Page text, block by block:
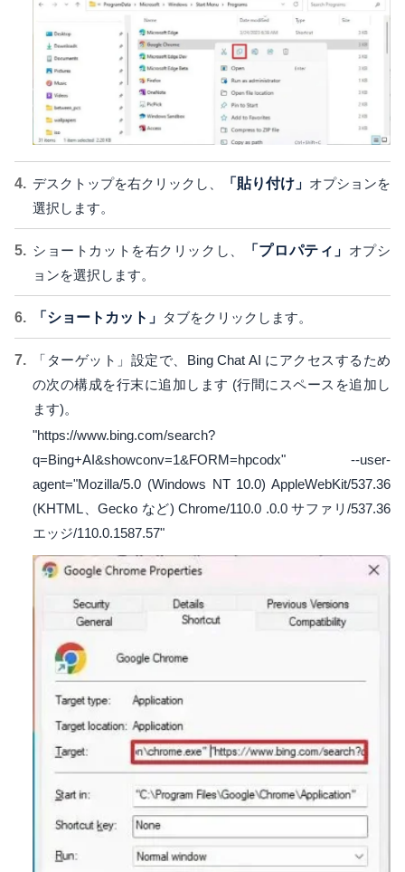
デスクトップを右クリックし、 「貼り付け」 オプションを
選択します。
ショートカットを右クリックし、 「プロパティ」 オプシ
ョンを選択します。
「ショートカット」 タブをクリックします。
「ターゲット」設定で、Bing Chat AI にアクセスするため
の次の構成を行末に追加します (行間にスペースを追加し
ます)。
"https://www.bing.com/search?
q=Bing+AI&showconv=1&FORM=hpcodx" --user-
agent="Mozilla/5.0 (Windows NT 10.0) AppleWebKit/537.36
(KHTML、Gecko など) Chrome/110.0 .0.0 サファリ/537.36
エッジ/110.0.1587.57"